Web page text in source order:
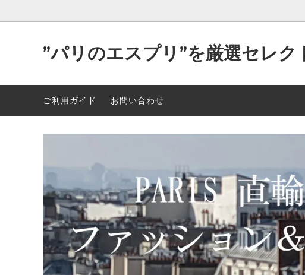
”パリのエスプリ”を厳選セレク
ご利用ガイド
お問い合わせ